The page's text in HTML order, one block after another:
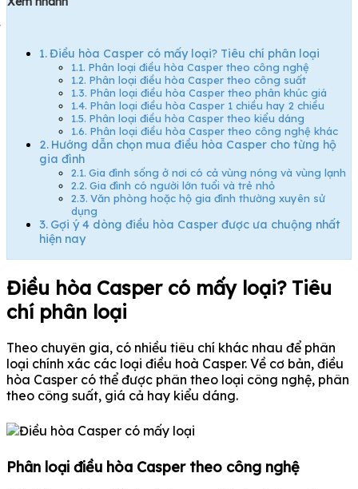
Điều hòa Casper có mấy loại? Tiêu chí phân loại
Phân loại điều hòa Casper theo công nghệ
Phân loại điều hòa Casper theo công suất
Phân loại điều hòa Casper theo phân khúc giá
Phân loại điều hòa Casper 1 chiều hay 2 chiều
Phân loại điều hòa Casper theo kiểu dáng
Phân loại điều hòa Casper theo công nghệ khác
Hướng dẫn chọn mua điều hòa Casper cho từng hộ
gia đình
Gia đình sống ở nơi có cả vùng nóng và vùng lạnh
Gia đình có người lớn tuổi và trẻ nhỏ
Văn phòng hoặc hộ gia đình thường xuyên sử
dụng
Gợi ý 4 dòng điều hòa Casper được ưa chuộng nhất
hiện nay
Điều hòa Casper có mấy loại? Tiêu
chí phân loại
Theo chuyên gia, có nhiều tiêu chí khác nhau để phân
loại chính xác các loại điều hoà Casper. Về cơ bản, điều
hòa Casper có thể được phân theo loại công nghệ, phân
theo công suất, giá cả hay kiểu dáng.
Phân loại điều hòa Casper theo công nghệ